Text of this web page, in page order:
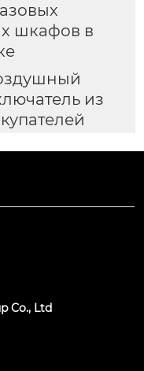
шкафов в
из
Co., Ltd